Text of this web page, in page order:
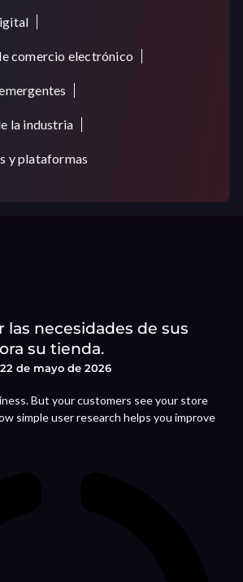
comercio electrónico
la industria
y plataformas
las necesidades de sus
su tienda.
22 de mayo de 2026
But your customers see your store
simple user research helps you improve